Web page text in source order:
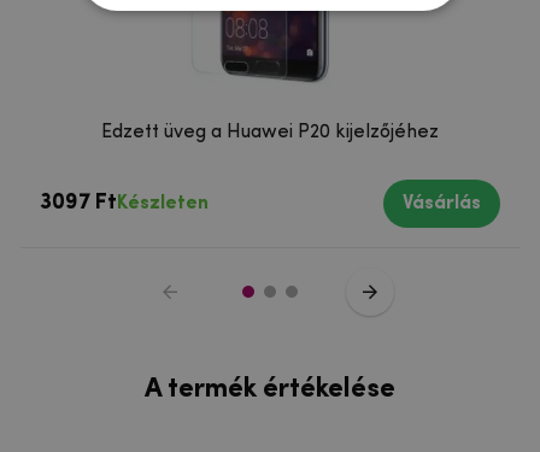
Edzett üveg a Huawei P20 kijelzőjéhez
3097 Ft Készleten Vásárlás
A termék értékelése